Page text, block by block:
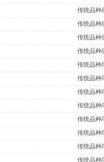
传统品种
传统品种
传统品种
传统品种
传统品种
传统品种
传统品种
传统品种
传统品种
传统品种
传统品种
传统品种